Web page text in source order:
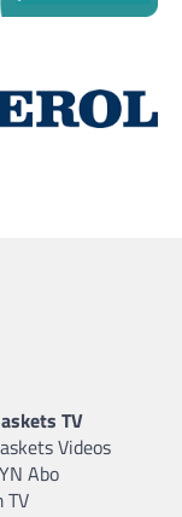
TV
Videos
Abo
TV